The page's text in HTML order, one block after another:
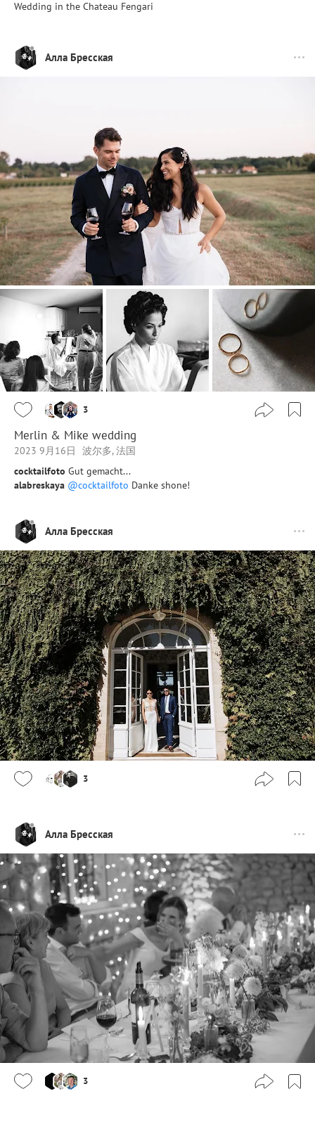
Wedding in the Chateau Fengari
Алла Бресская
3
Merlin & Mike wedding
2023 9月16日
波尔多, 法国
cocktailfoto Gut gemacht...
alabreskaya @cocktailfoto Danke shone!
Алла Бресская
3
Алла Бресская
3